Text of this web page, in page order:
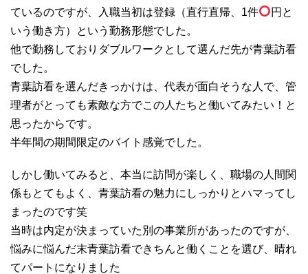
ているのですが、入職当初は登録（直行直帰、1件
円と
いう働き方）という勤務形態でした。
他で勤務しておりダブルワークとして選んだ先が青葉訪看
でした。
青葉訪看を選んだきっかけは、代表が面白そうな人で、管
理者がとっても素敵な方でこの人たちと働いてみたい！と
思ったからです。
半年間の期間限定のバイト感覚でした。
しかし働いてみると、本当に訪問が楽しく、職場の人間関
係もとてもよく、青葉訪看の魅力にしっかりとハマってし
まったのです笑
当時は内定が決まっていた別の事業所があったのですが、
悩みに悩んだ末青葉訪看できちんと働くことを選び、晴れ
てパートになりました